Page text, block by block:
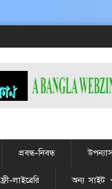
#
প্রবন্ধ-নিবন্ধ
ফ্রী-লাইব্রেরি অন্য সাইট